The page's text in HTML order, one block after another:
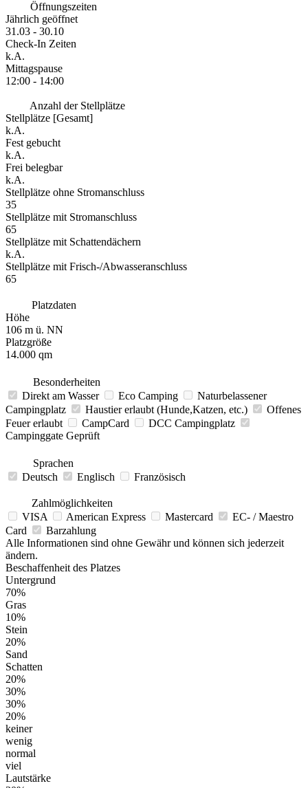
Öffnungszeiten
Jährlich geöffnet
31.03 - 30.10
Check-In Zeiten
k.A.
Mittagspause
12:00 - 14:00
Anzahl der Stellplätze
Stellplätze [Gesamt]
k.A.
Fest gebucht
k.A.
Frei belegbar
k.A.
Stellplätze ohne Stromanschluss
35
Stellplätze mit Stromanschluss
65
Stellplätze mit Schattendächern
k.A.
Stellplätze mit Frisch-/Abwasseranschluss
65
Platzdaten
Höhe
106 m ü. NN
Platzgröße
14.000 qm
Besonderheiten
Direkt am Wasser
Eco Camping
Naturbelassener
Campingplatz
Haustier erlaubt (Hunde,Katzen, etc.)
Offenes
Feuer erlaubt
CampCard
DCC Campingplatz
Campinggate Geprüft
Sprachen
Deutsch
Englisch Französisch
Zahlmöglichkeiten
VISA
American Express Mastercard
EC- / Maestro
Card
Barzahlung
Alle Informationen sind ohne Gewähr und können sich jederzeit
ändern.
Beschaffenheit des Platzes
Untergrund
70%
Gras
10%
Stein
20%
Sand
Schatten
20%
30%
30%
20%
keiner
wenig
normal
viel
Lautstärke